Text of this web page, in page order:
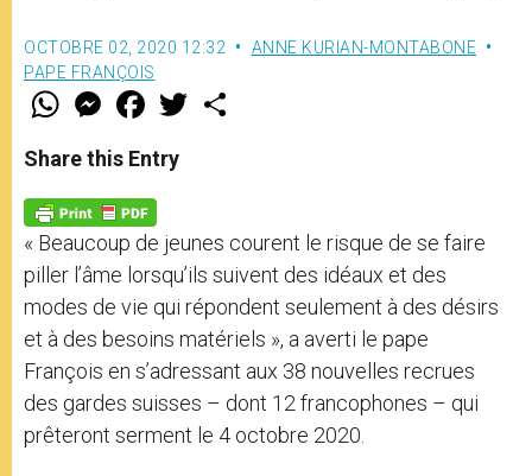
OCTOBRE 02, 2020 12:32
ANNE KURIAN-MONTABONE
PAPE FRANÇOIS
W
t
s
p
p
M
e
s
e
g
e
r
F
a
e
b
o
k
w
Share this Entry
« Beaucoup de jeunes courent le risque de se faire
piller l’âme lorsqu’ils suivent des idéaux et des
modes de vie qui répondent seulement à des désirs
et à des besoins matériels », a averti le pape
François en s’adressant aux 38 nouvelles recrues
des gardes suisses – dont 12 francophones – qui
prêteront serment le 4 octobre 2020.